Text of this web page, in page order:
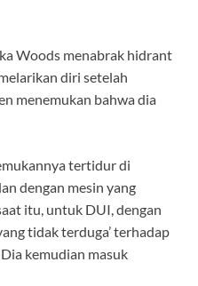
Woods menabrak hidrant
diri setelah
menemukan bahwa dia
tertidur di
dengan mesin yang
itu, untuk DUI, dengan
tidak terduga’ terhadap
kemudian masuk